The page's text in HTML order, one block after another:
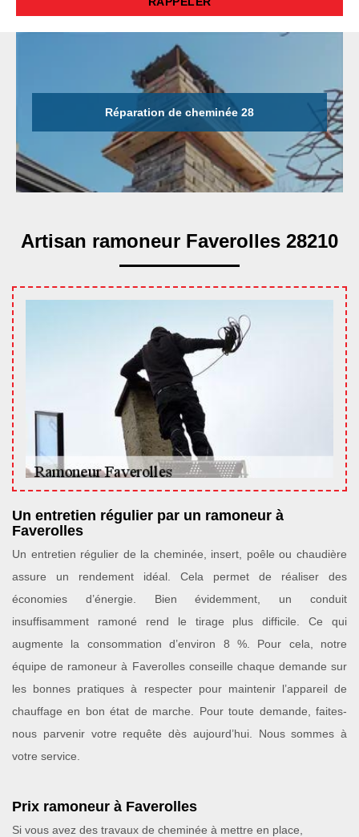
Réparation de cheminée 28
Artisan ramoneur Faverolles 28210
Un entretien régulier par un ramoneur à
Faverolles
Un entretien régulier de la cheminée, insert, poêle ou chaudière
assure un rendement idéal. Cela permet de réaliser des
économies d’énergie. Bien évidemment, un conduit
insuffisamment ramoné rend le tirage plus difficile. Ce qui
augmente la consommation d’environ 8 %. Pour cela, notre
équipe de ramoneur à Faverolles conseille chaque demande sur
les bonnes pratiques à respecter pour maintenir l’appareil de
chauffage en bon état de marche. Pour toute demande, faites-
nous parvenir votre requête dès aujourd’hui. Nous sommes à
votre service.
Prix ramoneur à Faverolles
Si vous avez des travaux de cheminée à mettre en place,